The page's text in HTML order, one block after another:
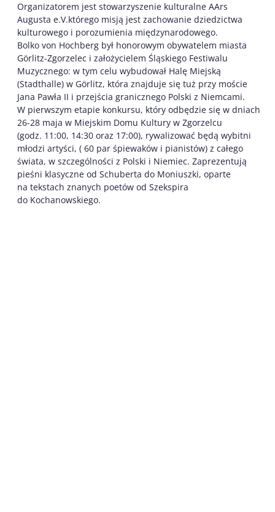
Organizatorem jest stowarzyszenie kulturalne AArs
Augusta e.V.którego misją jest zachowanie dziedzictwa
kulturowego i porozumienia międzynarodowego.
Bolko von Hochberg był honorowym obywatelem miasta
Görlitz-Zgorzelec i założycielem Śląskiego Festiwalu
Muzycznego: w tym celu wybudował Halę Miejską
(Stadthalle) w Görlitz, która znajduje się tuż przy moście
Jana Pawła II i przejścia granicznego Polski z Niemcami.
W pierwszym etapie konkursu, który odbędzie się w dniach
26-28 maja w Miejskim Domu Kultury w Zgorzelcu
(godz. 11:00, 14:30 oraz 17:00), rywalizować będą wybitni
młodzi artyści, ( 60 par śpiewaków i pianistów) z całego
świata, w szczególności z Polski i Niemiec. Zaprezentują
pieśni klasyczne od Schuberta do Moniuszki, oparte
na tekstach znanych poetów od Szekspira
do Kochanowskiego.